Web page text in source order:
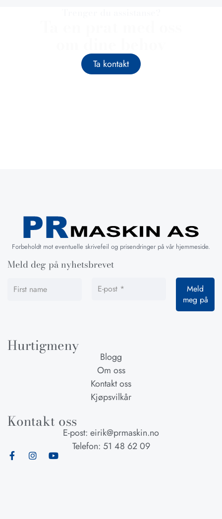
Ta kontakt
Forbeholdt mot eventuelle skrivefeil og prisendringer på vår hjemmeside.
Meld deg på nyhetsbrevet
Hurtigmeny
Blogg
Om oss
Kontakt oss
Kjøpsvilkår
Kontakt oss
E-post: eirik@prmaskin.no
Telefon: 51 48 62 09